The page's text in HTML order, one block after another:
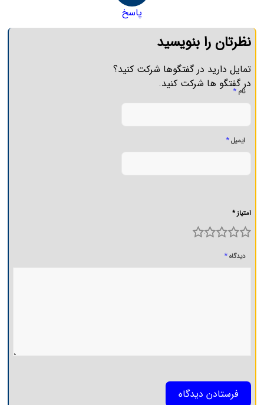
پاسخ
نظرتان را بنویسید
تمایل دارید در گفتگوها شرکت کنید؟
در گفتگو ها شرکت کنید.
نام*
ایمیل*
امتیاز *
4 3 2 1
دیدگاه*